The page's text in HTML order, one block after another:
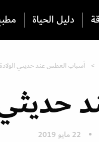
دليل الحياة
أسباب العطس عند حديثي الولادة
22 مايو 2019